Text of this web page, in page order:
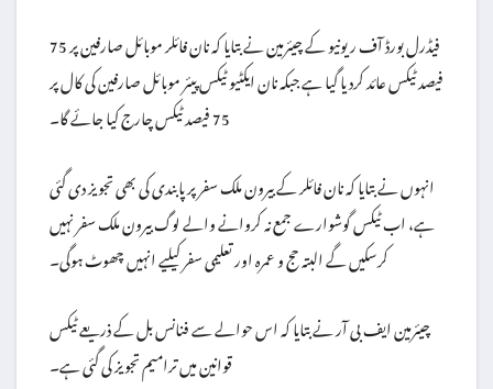
فیڈرل بورڈ آف ریونیو کے چیئرمین نے بتایا کہ نان فائلر موبائل صارفین پر 75
فیصد ٹیکس عائد کردیا گیا ہے جبکہ نان ایکٹیو ٹیکس پیئر موبائل صارفین کی کال پر
75 فیصد ٹیکس چارج کیا جائے گا۔
انہوں نے بتایا کہ نان فائلر کے بیرون ملک سفر پر پابندی کی بھی تجویز دی گئی
ہے، اب ٹیکس گوشوارے جمع نہ کروانے والے لوگ بیرون ملک سفر نہیں
کرسکیں گے البتہ حج و عمرہ اور تعلیمی سفر کیلیے انہیں چھوٹ ہوگی۔
چیئرمین ایف بی آر نے بتایا کہ اس حوالے سے فنانس بل کے ذریعے ٹیکس
قوانین میں ترامیم تجویز کی گئی ہے۔